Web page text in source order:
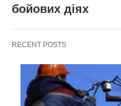
бойових діях
RECENT POSTS